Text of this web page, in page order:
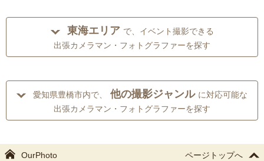
東海エリア で、イベント撮影できる
出張カメラマン・フォトグラファーを探す
愛知県豊橋市内で、 他の撮影ジャンル に対応可能な
出張カメラマン・フォトグラファーを探す
OurPhoto ページトップへ